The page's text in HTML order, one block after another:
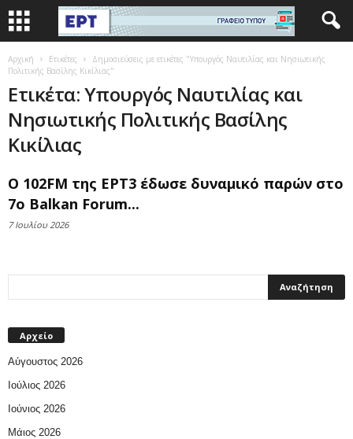
Αρχική Ετικέτες
Δημοσιεύσεις με ετικέτες "Υπουργός Ναυτιλίας και Νησιωτικής
Πολιτικής Βασίλης Κικίλιας"
Ετικέτα: Υπουργός Ναυτιλίας και
Νησιωτικής Πολιτικής Βασίλης
Κικίλιας
O 102FM της ΕΡΤ3 έδωσε δυναμικό παρών στο
7ο Balkan Forum...
7 Ιουλίου 2026
Αρχείο
Αύγουστος 2026
Ιούλιος 2026
Ιούνιος 2026
Μάιος 2026